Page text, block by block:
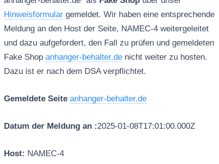
Hinweisformulargemeldet. Wir haben eine entsprechende
Meldung an den Host der Seite, NAMEC-4 weitergeleitet
und dazu aufgefordert, den Fall zu prüfen und gemeldeten
Fake Shop anhanger-behalter.denicht weiter zu hosten.
Dazu ist er nach dem DSA verpflichtet.
Gemeldete Seite anhanger-behalter.de
Datum der Meldung an :2025-01-08T17:01:00.000Z
Host: NAMEC-4